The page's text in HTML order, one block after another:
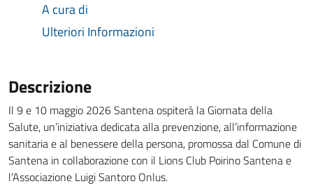
A cura di
Ulteriori Informazioni
Descrizione
Il 9 e 10 maggio 2026 Santena ospiterà la Giornata della
Salute, un’iniziativa dedicata alla prevenzione, all’informazione
sanitaria e al benessere della persona, promossa dal Comune di
Santena in collaborazione con il Lions Club Poirino Santena e
l’Associazione Luigi Santoro Onlus.